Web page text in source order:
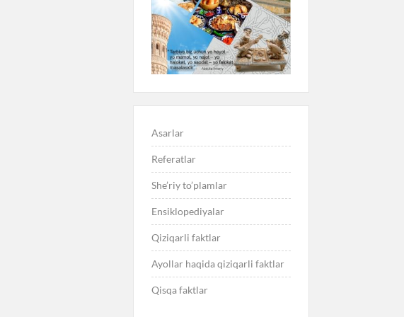
Asarlar
Referatlar
She’riy to’plamlar
Ensiklopediyalar
Qiziqarli faktlar
Ayollar haqida qiziqarli faktlar
Qisqa faktlar